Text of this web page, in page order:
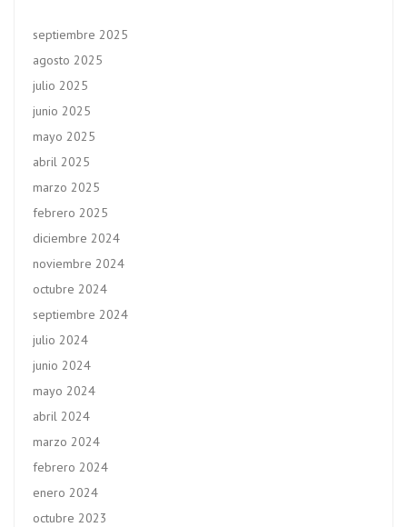
septiembre 2025
agosto 2025
julio 2025
junio 2025
mayo 2025
abril 2025
marzo 2025
febrero 2025
diciembre 2024
noviembre 2024
octubre 2024
septiembre 2024
julio 2024
junio 2024
mayo 2024
abril 2024
marzo 2024
febrero 2024
enero 2024
octubre 2023